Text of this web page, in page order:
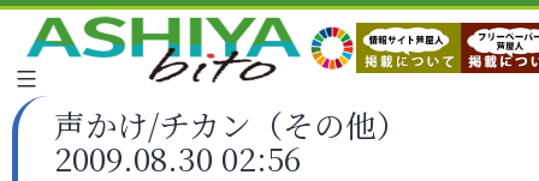
声かけ/チカン（その他）
2009.08.30 02:56